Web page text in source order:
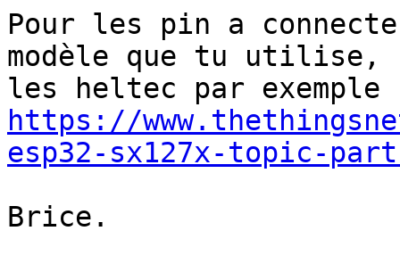
Pour les pin a
modèle que tu utilise,
https://
esp32-sx127x-topic-
Brice.